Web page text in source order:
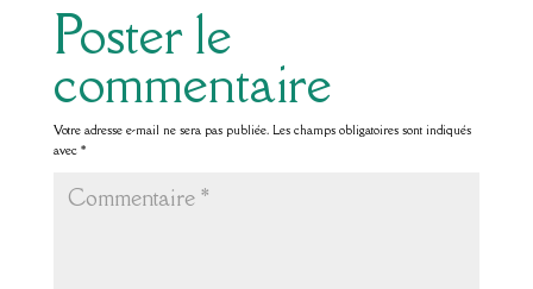
Poster le
commentaire
Votre adresse e-mail ne sera pas publiée. Les champs obligatoires sont indiqués
avec *